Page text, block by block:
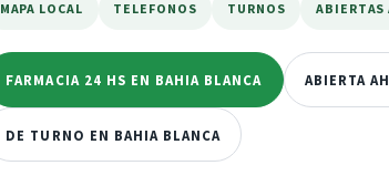
MAPA LOCAL TELEFONOS TURNOS ABIERTAS
FARMACIA 24 HS EN BAHIA BLANCA ABIERTA
DE TURNO EN BAHIA BLANCA